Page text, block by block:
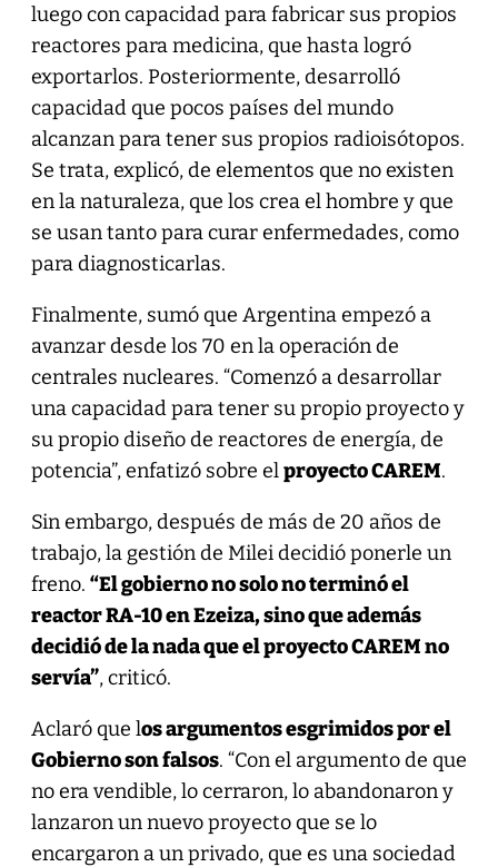
luego con capacidad para fabricar sus propios
reactores para medicina, que hasta logró
exportarlos. Posteriormente, desarrolló
capacidad que pocos países del mundo
alcanzan para tener sus propios radioisótopos.
Se trata, explicó, de elementos que no existen
en la naturaleza, que los crea el hombre y que
se usan tanto para curar enfermedades, como
para diagnosticarlas.
Finalmente, sumó que Argentina empezó a
avanzar desde los 70 en la operación de
centrales nucleares. “Comenzó a desarrollar
una capacidad para tener su propio proyecto y
su propio diseño de reactores de energía, de
potencia”, enfatizó sobre elproyecto CAREM.
Sin embargo, después de más de 20 años de
trabajo, la gestión de Milei decidió ponerle un
freno. “El gobierno no solo no terminó el
reactor RA-10 en Ezeiza, sino que además
decidió de la nada que el proyecto CAREM no
servía”, criticó.
Aclaró que los argumentos esgrimidos por el
Gobierno son falsos. “Con el argumento de que
no era vendible, lo cerraron, lo abandonaron y
lanzaron un nuevo proyecto que se lo
encargaron a un privado, que es una sociedad